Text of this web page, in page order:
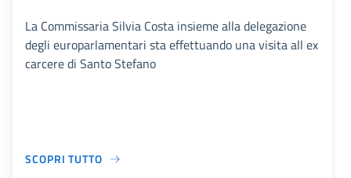
La Commissaria Silvia Costa insieme alla delegazione
degli europarlamentari sta effettuando una visita all ex
carcere di Santo Stefano
SCOPRI TUTTO